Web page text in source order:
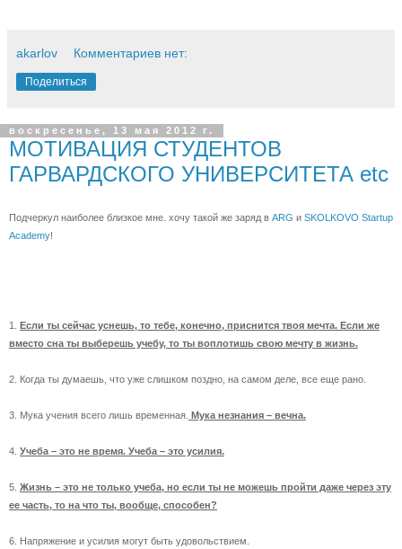
akarlov Комментариев нет:
Поделиться
воскресенье, 13 мая 2012 г.
МОТИВАЦИЯ СТУДЕНТОВ
ГАРВАРДСКОГО УНИВЕРСИТЕТА etc
Подчеркул наиболее близкое мне. хочу такой же заряд в ARG и SKOLKOVO Startup
Academy!
1.
Если ты сейчас уснешь, то тебе, конечно, приснится твоя мечта. Если же
вместо сна ты выберешь учебу, то ты воплотишь свою мечту в жизнь.
2. Когда ты думаешь, что уже слишком поздно, на самом деле, все еще рано.
3. Мука учения всего лишь временная. Мука незнания – вечна.
4. Учеба – это не время. Учеба – это усилия.
5. Жизнь – это не только учеба, но если ты не можешь пройти даже через эту
ее часть, то на что ты, вообще, способен?
6. Напряжение и усилия могут быть удовольствием.